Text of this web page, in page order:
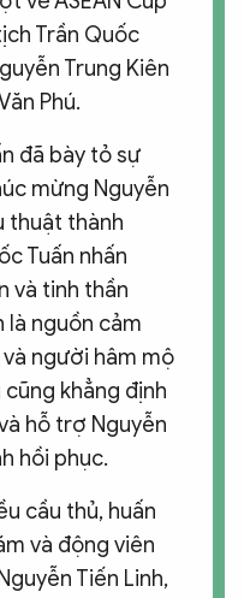
Trần Quốc
Trung Kiên
Phú.
đã bày tỏ sự
mừng Nguyễn
thuật thành
Tuấn nhấn
và tinh thần
là nguồn cảm
người hâm mộ
khẳng định
hỗ trợ Nguyễn
hồi phục.
cầu thủ, huấn
và động viên
Tiến Linh,